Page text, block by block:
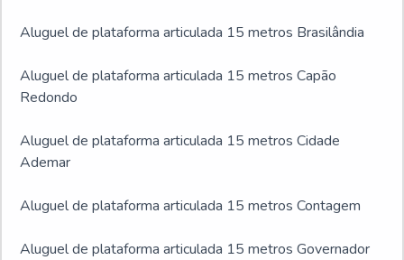
Aluguel de plataforma articulada 15 metros Brasilândia
Aluguel de plataforma articulada 15 metros Capão
Redondo
Aluguel de plataforma articulada 15 metros Cidade
Ademar
Aluguel de plataforma articulada 15 metros Contagem
Aluguel de plataforma articulada 15 metros Governador